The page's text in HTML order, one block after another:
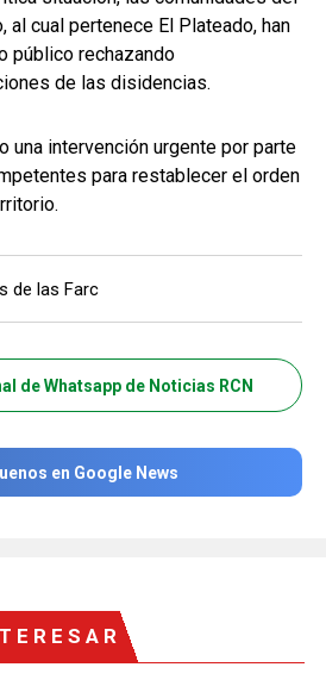
al cual pertenece El Plateado, han
público rechazando
de las disidencias.
una intervención urgente por parte
para restablecer el orden
de las Farc
de Whatsapp de Noticias RCN
en Google News